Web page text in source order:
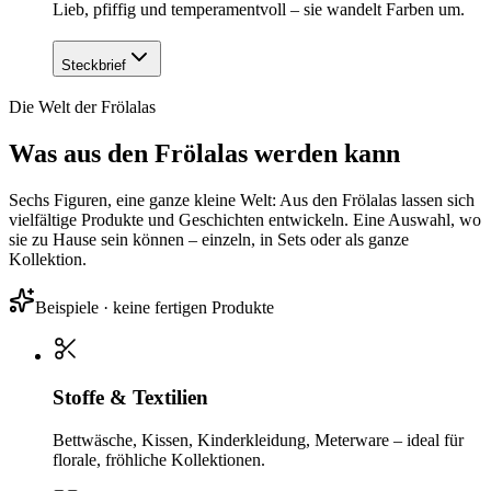
Lieb, pfiffig und temperamentvoll – sie wandelt Farben um.
Steckbrief
Die Welt der Frölalas
Was aus den Frölalas werden kann
Sechs Figuren, eine ganze kleine Welt: Aus den Frölalas lassen sich
vielfältige Produkte und Geschichten entwickeln. Eine Auswahl, wo
sie zu Hause sein können – einzeln, in Sets oder als ganze
Kollektion.
Beispiele · keine fertigen Produkte
Stoffe & Textilien
Bettwäsche, Kissen, Kinderkleidung, Meterware – ideal für
florale, fröhliche Kollektionen.